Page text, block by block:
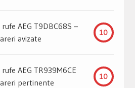
AEG T9DBC68S –
avizate
10
AEG TR939M6CE
pertinente
10